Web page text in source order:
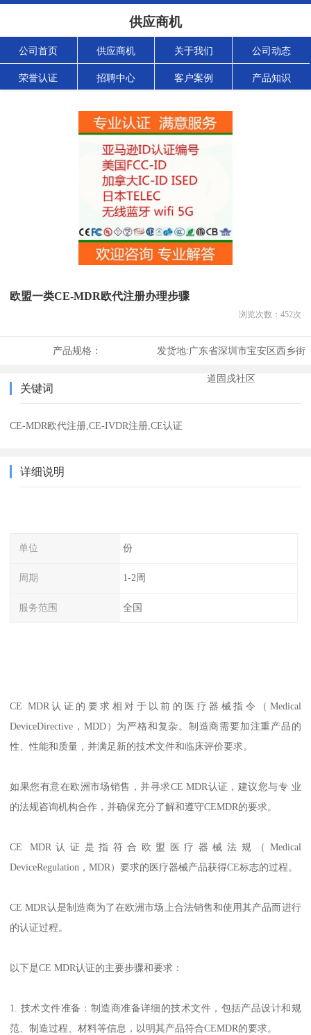
供应商机
公司首页 供应商机 关于我们 公司动态
荣誉认证 招聘中心 客户案例 产品知识
欧盟一类CE-MDR欧代注册办理步骤
浏览次数： 452次
产品规格： 发货地:广东省深圳市宝安区西乡街
道固戍社区
关键词
CE-MDR欧代注册,CE-IVDR注册,CE认证
详细说明
单位 份
周期 1-2周
服务范围 全国
CE MDR认证的要求相对于以前的医疗器械指令（Medical
DeviceDirective，MDD）为严格和复杂。制造商需要加注重产品的
性、性能和质量，并满足新的技术文件和临床评价要求。
如果您有意在欧洲市场销售，并寻求CE MDR认证，建议您与专 业
的法规咨询机构合作，并确保充分了解和遵守CEMDR的要求。
CE MDR认证是指符合欧盟医疗器械法规（Medical
DeviceRegulation，MDR）要求的医疗器械产品获得CE标志的过程。
CE MDR认是制造商为了在欧洲市场上合法销售和使用其产品而进行
的认证过程。
以下是CE MDR认证的主要步骤和要求：
1. 技术文件准备：制造商准备详细的技术文件，包括产品设计和规
范、制造过程、材料等信息，以明其产品符合CEMDR的要求。